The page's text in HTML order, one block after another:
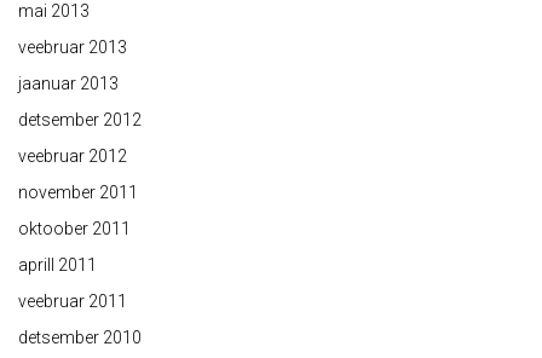
mai 2013
veebruar 2013
jaanuar 2013
detsember 2012
veebruar 2012
november 2011
oktoober 2011
aprill 2011
veebruar 2011
detsember 2010